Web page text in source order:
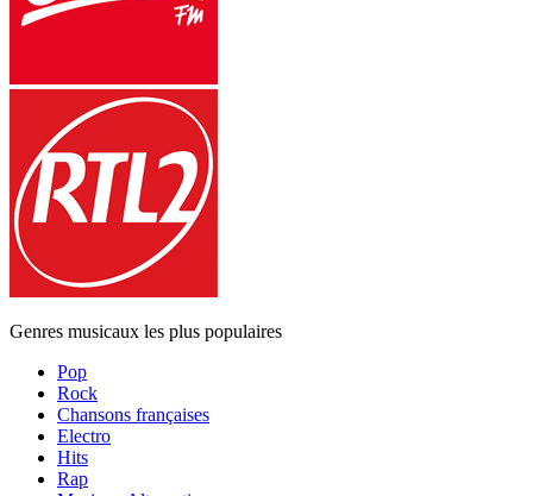
Genres musicaux les plus populaires
Pop
Rock
Chansons françaises
Electro
Hits
Rap